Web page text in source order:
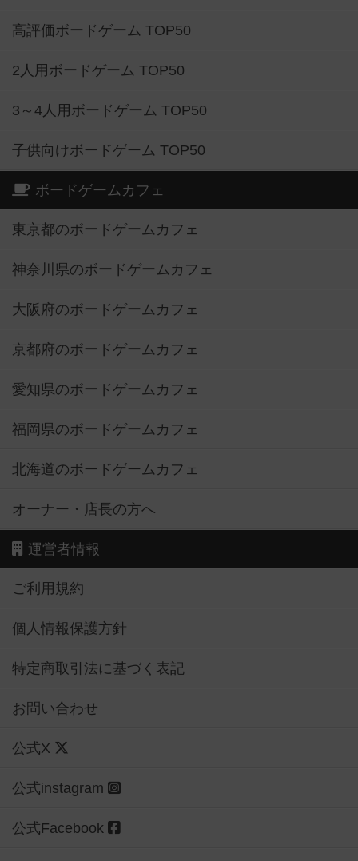
高評価ボードゲーム TOP50
2人用ボードゲーム TOP50
3～4人用ボードゲーム TOP50
子供向けボードゲーム TOP50
ボードゲームカフェ
東京都のボードゲームカフェ
神奈川県のボードゲームカフェ
大阪府のボードゲームカフェ
京都府のボードゲームカフェ
愛知県のボードゲームカフェ
福岡県のボードゲームカフェ
北海道のボードゲームカフェ
オーナー・店長の方へ
運営者情報
ご利用規約
個人情報保護方針
特定商取引法に基づく表記
お問い合わせ
公式X
公式instagram
公式Facebook